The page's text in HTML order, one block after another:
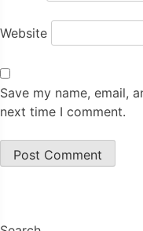
Website
Save my name, email,
next time I comment.